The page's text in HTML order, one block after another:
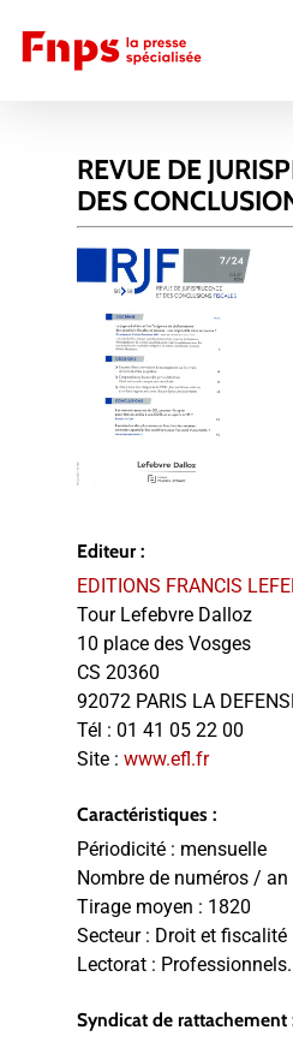
main
REVUE DE
DES
Editeur :
EDITIONS FRANCIS
Tour Lefebvre Dalloz
10 place des Vosges
CS 20360
92072 PARIS LA
Tél : 01 41 05 22 00
Site : www.efl.fr
Caractéristiques :
Périodicité : mensuelle
Nombre de numéros / an
Tirage moyen : 1820
Secteur : Droit et fiscalité
Lectorat : Professionnels.
Syndicat de rattachement